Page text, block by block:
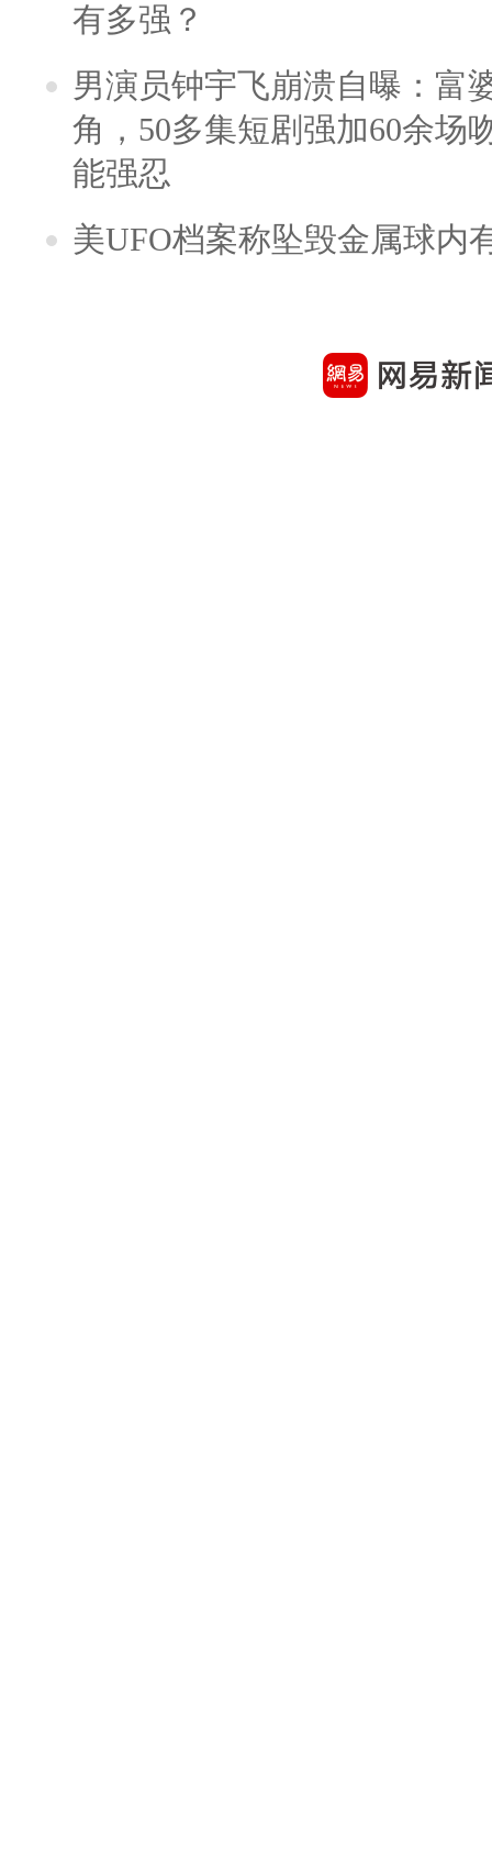
有多强？
男演员钟宇飞崩溃自曝：富
角，50多集短剧强加60余场
能强忍
美UFO档案称坠毁金属球内